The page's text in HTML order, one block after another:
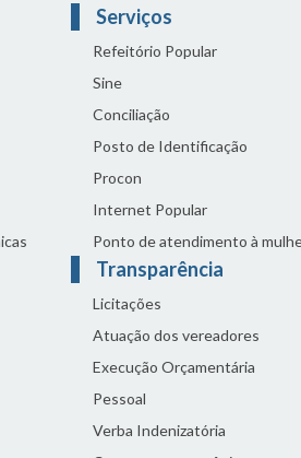
Serviços
Refeitório Popular
Sine
Conciliação
Posto de Identificação
Procon
Internet Popular
Ponto de atendimento à
Transparência
Licitações
Atuação dos vereadores
Execução Orçamentária
Pessoal
Verba Indenizatória